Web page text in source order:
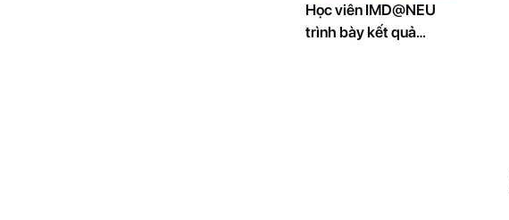
Học viên IMD@NEU
trình bày kết quả